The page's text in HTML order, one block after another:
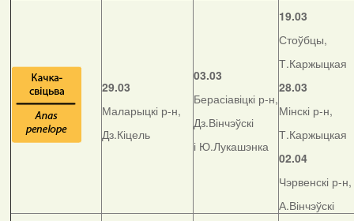
29.03
Маларыцкі р-н,
Дз.Кіцель
03.03
Берасіавіцкі р-н,
Дз.Вінчэўскі
і Ю.Лукашэнка
19.03
Стоўбцы,
Т.Каржыцкая
28.03
Мінскі р-н,
Т.Каржыцкая
02.04
Чэрвенскі р-н,
А.Вінчэўскі